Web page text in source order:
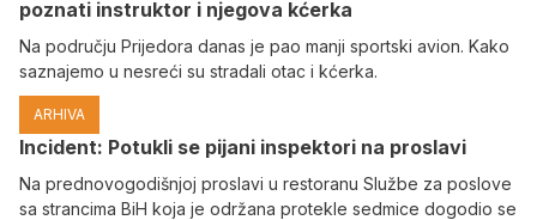
poznati instruktor i njegova kćerka
Na području Prijedora danas je pao manji sportski avion. Kako
saznajemo u nesreći su stradali otac i kćerka.
ARHIVA
Incident: Potukli se pijani inspektori na proslavi
Na prednovogodišnjoj proslavi u restoranu Službe za poslove
sa strancima BiH koja je održana protekle sedmice dogodio se